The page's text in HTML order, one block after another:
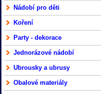
Nádobí pro děti
Koření
Party - dekorace
Jednorázové nádobí
Ubrousky a ubrusy
Obalové materiály